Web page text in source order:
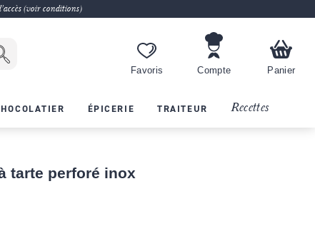
(voir conditions)
Favoris Compte Panier
ÉPICERIE TRAITEUR Recettes
tarte perforé inox